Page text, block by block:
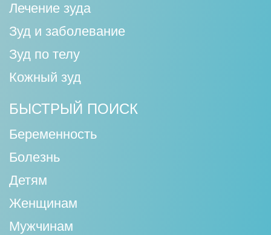
Лечение зуда
Зуд и заболевание
Зуд по телу
Кожный зуд
БЫСТРЫЙ ПОИСК
Беременность
Болезнь
Детям
Женщинам
Мужчинам